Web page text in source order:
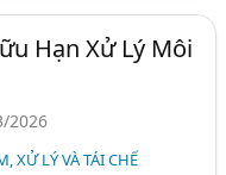
Hạn Xử Lý Môi
2026
XỬ LÝ VÀ TÁI CHẾ